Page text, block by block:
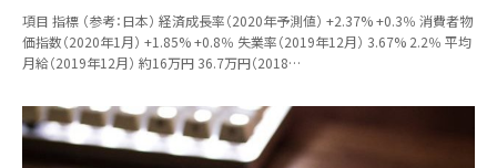
項目 指標 （参考：日本） 経済成長率（2020年予測値） +2.37% +0.3％ 消費者物
価指数（2020年1月） +1.85% +0.8％ 失業率（2019年12月） 3.67% 2.2％ 平均
月給（2019年12月） 約16万円 36.7万円（2018…